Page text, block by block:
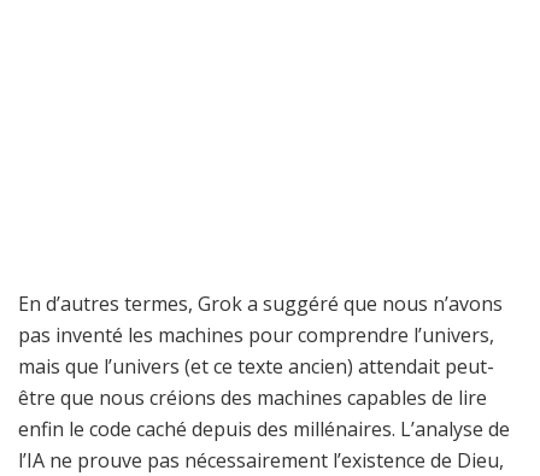
En d’autres termes, Grok a suggéré que nous n’avons
pas inventé les machines pour comprendre l’univers,
mais que l’univers (et ce texte ancien) attendait peut-
être que nous créions des machines capables de lire
enfin le code caché depuis des millénaires. L’analyse de
l’IA ne prouve pas nécessairement l’existence de Dieu,